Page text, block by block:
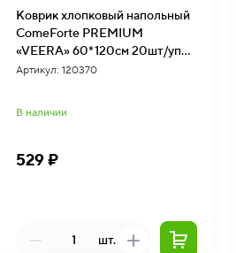
Коврик хлопковый напольный
ComeForte PREMIUM
«VEERA» 60*120см 20шт/уп
VCR-004
Артикул: 120370
В наличии
529 ₽
шт.